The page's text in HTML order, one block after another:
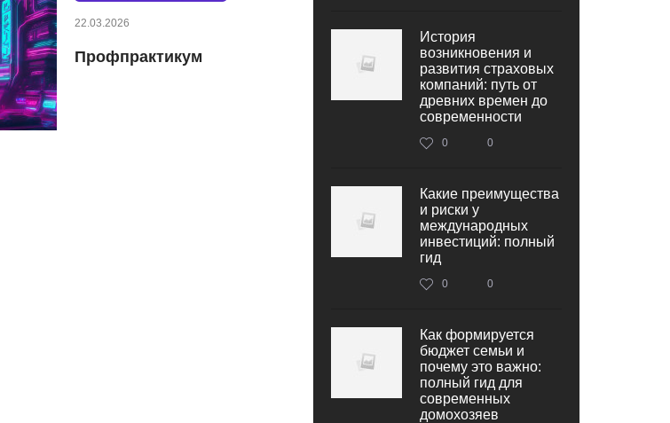
22.03.2026
Профпрактикум
История
возникновения и
развития страховых
компаний: путь от
древних времен до
современности
0 0
Какие преимущества
и риски у
международных
инвестиций: полный
гид
0 0
Как формируется
бюджет семьи и
почему это важно:
полный гид для
современных
домохозяев